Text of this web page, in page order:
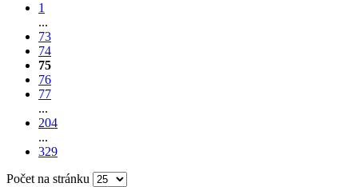
1
...
73
74
75
76
77
...
204
...
329
Počet na stránku